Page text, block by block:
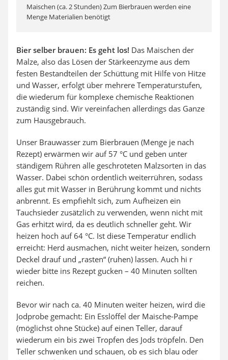
Maischen (ca. 2 Stunden) Zum Bierbrauen werden eine
Menge Materialien benötigt
Bier selber brauen: Es geht los! Das Maischen der
Malze, also das Lösen der Stärkeenzyme aus dem
festen Bestandteilen der Schüttung mit Hilfe von Hitze
und Wasser, erfolgt über mehrere Temperaturstufen,
die wiederum für komplexe chemische Reaktionen
zuständig sind. Wir vereinfachen allerdings das Ganze
zum Hausgebrauch.
Unser Brauwasser zum Bierbrauen (Menge je nach
Rezept) erwärmen wir auf 57 °C und geben unter
ständigem Rühren alle geschroteten Malzsorten in das
Wasser. Dabei schön ordentlich weiterrühren, sodass
alles gut mit Wasser in Berührung kommt und nichts
anbrennt. Es empfiehlt sich, zum Aufheizen ein
Tauchsieder zusätzlich zu verwenden, wenn nicht mit
Gas erhitzt wird, da es deutlich schneller geht. Wir
heizen hoch auf 64 °C. Ist diese Temperatur endlich
erreicht: Herd ausmachen, nicht weiter heizen, sondern
Deckel drauf und „rasten“ (ruhen) lassen. Auch hi r
wieder bitte ins Rezept gucken – 40 Minuten sollten
reichen.
Bevor wir nach ca. 40 Minuten weiter heizen, wird die
Jodprobe gemacht: Ein Esslöffel der Maische-Pampe
(möglichst ohne Stücke) auf einen Teller, darauf
wiederum ein bis zwei Tropfen des Jods tröpfeln. Den
Teller schwenken und schauen, ob es sich blau oder